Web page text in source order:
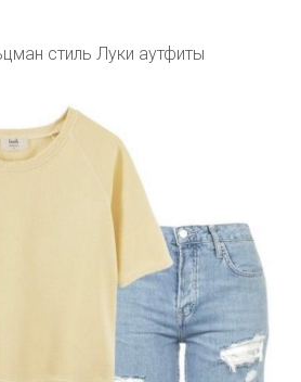
стиль Луки аутфиты